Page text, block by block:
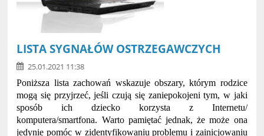
LISTA SYGNAŁÓW OSTRZEGAWCZYCH
25.01.2021 11:38
Poniższa lista zachowań wskazuje obszary, którym rodzice
mogą się przyjrzeć, jeśli czują się zaniepokojeni tym, w jaki
sposób ich dziecko korzysta z Internetu/
komputera/smartfona. Warto pamiętać jednak, że może ona
jedynie pomóc w zidentyfikowaniu problemu i zainicjowaniu